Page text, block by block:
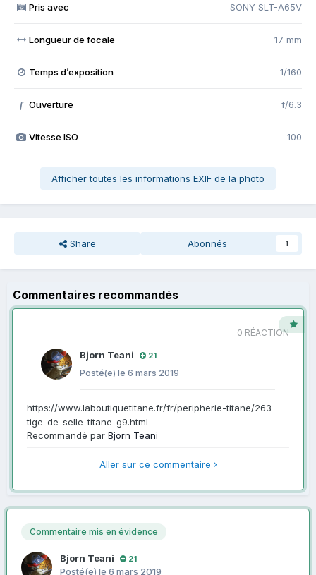
Pris avec SONY SLT-A65V
Longueur de focale 17 mm
Temps d’exposition 1/160
f Ouverture f/6.3
Vitesse ISO 100
Afficher toutes les informations EXIF de la photo
Share Abonnés 1
Commentaires recommandés
0 RÉACTION
Bjorn Teani 21
Posté(e) le 6 mars 2019
https://www.laboutiquetitane.fr/fr/peripherie-titane/263-
tige-de-selle-titane-g9.html
Recommandé par Bjorn Teani
Aller sur ce commentaire
Commentaire mis en évidence
Bjorn Teani 21
Posté(e) le 6 mars 2019